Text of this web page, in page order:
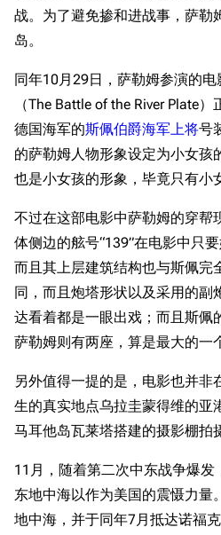
战。为了避免掺和进战事，萨勒
岛。
同年10月29日，萨勒姆参演的电
（The Battle of the River Plate）
德国海军的斯佩伯爵海军上将号
的萨勒姆人物形象设定为小女孩
也是小女孩的形象，毕竟只有小
不过在这部电影中萨勒姆的穿帮
体侧边的舷号“139”在电影中只
而且其上层建筑结构也与斯佩完
同，而且炮塔形状以及采用的副
达看着都是一眼出戏；而且斯佩
萨勒姆则有两座，算是最大的一
另外值得一提的是，电影也并非
生的真实地点乌拉圭蒙得维的亚
马耳他岛瓦莱塔搭建的摄影棚拍
11月，随着第二次中东战争爆发
东地中海以作为美国的震慑力量
地中海，并于同年7月抵达诺福克